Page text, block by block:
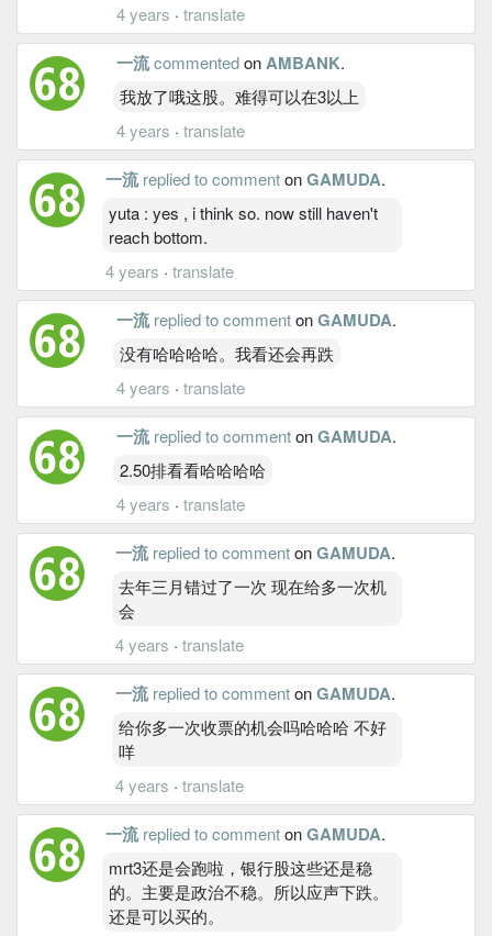
4 years · translate
一流commentedonAMBANK.
我放了哦这股。难得可以在3以上
4 years · translate
一流 replied to commentonGAMUDA.
yuta : yes , i think so. now still haven't
reach bottom.
4 years · translate
一流 replied to commentonGAMUDA.
没有哈哈哈哈。我看还会再跌
4 years · translate
一流 replied to commentonGAMUDA.
2.50排看看哈哈哈哈
4 years · translate
一流 replied to commentonGAMUDA.
去年三月错过了一次 现在给多一次机
会
4 years · translate
一流 replied to commentonGAMUDA.
给你多一次收票的机会吗哈哈哈 不好
咩
4 years · translate
一流 replied to commentonGAMUDA.
mrt3还是会跑啦，银行股这些还是稳
的。主要是政治不稳。所以应声下跌。
还是可以买的。